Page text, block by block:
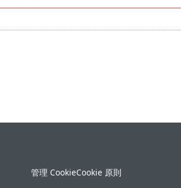
管理 CookieCookie 原則